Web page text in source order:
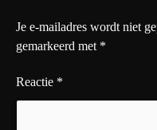
Je e-mailadres wordt niet
gemarkeerd met *
Reactie *